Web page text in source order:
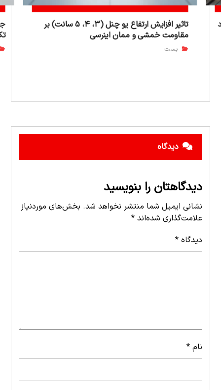
تاثیر افزایش ارتفاع یو چنل (۳، ۴، ۵ سانت) بر
مقاومت خمشی و ممان اینرسی
بست
دیدگاه
دیدگاهتان را بنویسید
نشانی ایمیل شما منتشر نخواهد شد. بخش‌های موردنیاز
علامت‌گذاری شده‌اند*
دیدگاه*
نام*